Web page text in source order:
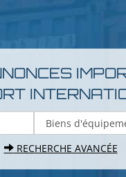
RECHERCHE AVANCÉE